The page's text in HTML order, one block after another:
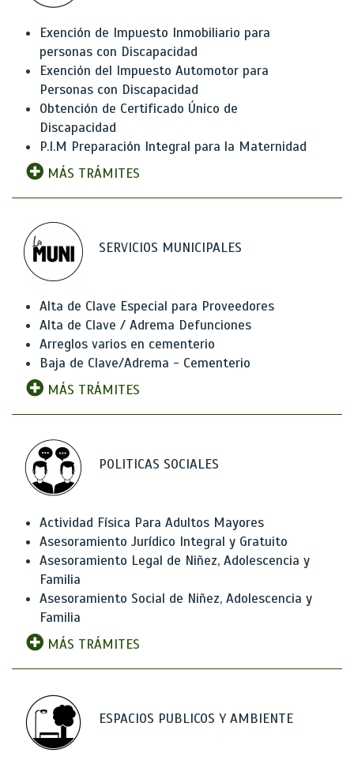
Exención de Impuesto Inmobiliario para
personas con Discapacidad
Exención del Impuesto Automotor para
Personas con Discapacidad
Obtención de Certificado Único de
Discapacidad
P.I.M Preparación Integral para la Maternidad
MÁS TRÁMITES
SERVICIOS MUNICIPALES
Alta de Clave Especial para Proveedores
Alta de Clave / Adrema Defunciones
Arreglos varios en cementerio
Baja de Clave/Adrema - Cementerio
MÁS TRÁMITES
POLITICAS SOCIALES
Actividad Física Para Adultos Mayores
Asesoramiento Jurídico Integral y Gratuito
Asesoramiento Legal de Niñez, Adolescencia y
Familia
Asesoramiento Social de Niñez, Adolescencia y
Familia
MÁS TRÁMITES
ESPACIOS PUBLICOS Y AMBIENTE